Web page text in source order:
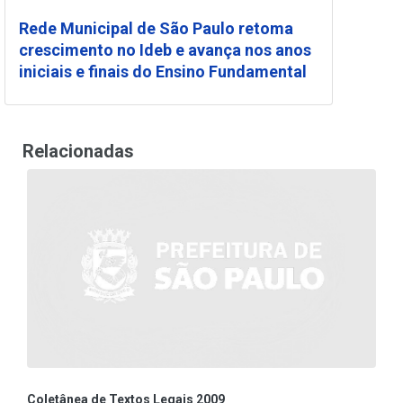
Rede Municipal de São Paulo retoma
crescimento no Ideb e avança nos anos
iniciais e finais do Ensino Fundamental
Relacionadas
Coletânea de Textos Legais 2009